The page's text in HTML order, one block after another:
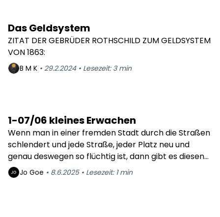
Das Geldsystem
ZITAT DER GEBRÜDER ROTHSCHILD ZUM GELDSYSTEM
VON 1863:
B M K • 29.2.2024• Lesezeit: 3min
1-07/06 kleines Erwachen
Wenn man in einer fremden Stadt durch die Straßen
schlendert und jede Straße, jeder Platz neu und
genau deswegen so flüchtig ist, dann gibt es diesen
Moment in dem man aus einer neuen Richtung
wieder auf einen altbekannten Weg zurückfindet -
JG Jo Goe • 8.6.2025• Lesezeit: 1min